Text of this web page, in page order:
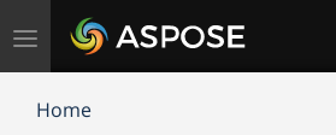
Εναλλαγή
Home